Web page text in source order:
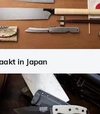
in Japan